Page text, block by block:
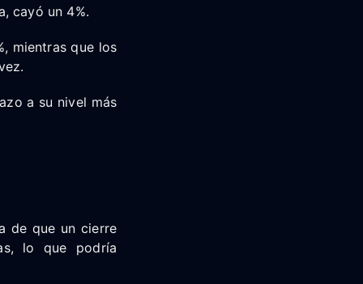
cayó un 4%.
mientras que los
a su nivel más
de que un cierre
lo que podría